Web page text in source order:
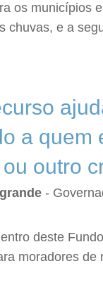
os municípios
chuvas, e a
a quem
outro
-
deste
moradores